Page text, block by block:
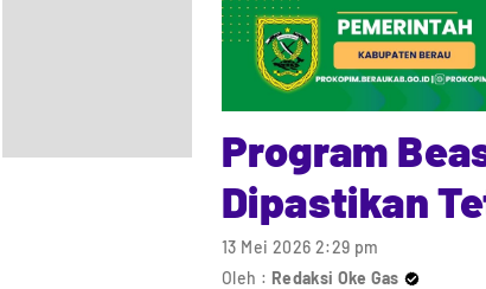
Program
Dipastikan
13 Mei 2026 2:29 pm
Oleh : Redaksi Oke Gas